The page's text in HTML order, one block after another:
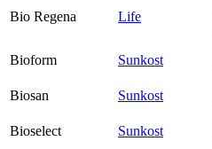
Bio Regena Life
Bioform
Sunkost
Biosan
Sunkost
Bioselect
Sunkost